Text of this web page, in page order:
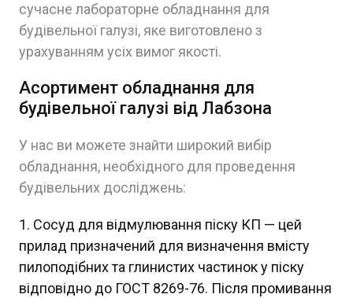
сучасне лабораторне обладнання для
будівельної галузі, яке виготовлено з
урахуванням усіх вимог якості.
Асортимент обладнання для
будівельної галузі від Лабзона
У нас ви можете знайти широкий вибір
обладнання, необхідного для проведення
будівельних досліджень:
Сосуд для відмулювання піску КП — цей
прилад призначений для визначення вмісту
пилоподібних та глинистих частинок у піску
відповідно до ГОСТ 8269-76. Після промивання